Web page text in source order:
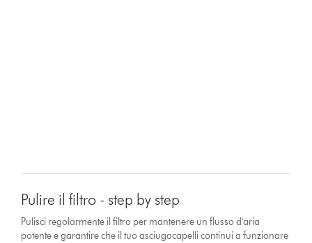
Pulire il filtro - step by step
Pulisci regolarmente il filtro per mantenere un flusso d'aria
potente e garantire che il tuo asciugacapelli continui a funzionare